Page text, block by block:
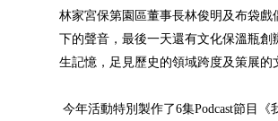
林家宮保第園區董事長林俊明及布袋
下的聲音，最後一天還有文化保溫瓶
生記憶，足見歷史的領域跨度及策展的
今年活動特別製作了6集Podcast節目